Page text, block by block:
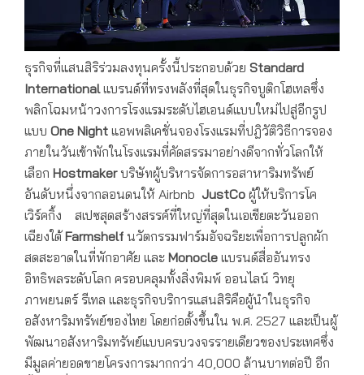
ธุรกิจที่แสนสิริร่วมลงทุนครั้งนี้ประกอบด้วย Standard
Internationalแบรนด์ที่ทรงพลังที่สุดในธุรกิจบูติกโฮเทลซึ่ง
พลิกโฉมหน้าวงการโรงแรมระดับไฮเอนด์แบบใหม่ไปสู่อีกรูป
แบบ One Night แอพพลิเคชั่นจองโรงแรมที่ปฎิวัติวิธีการจอง
ภายในวันเข้าพักในโรงแรมที่คัดสรรมาอย่างดีจากทั่วโลกให้
เลือก Hostmakerบริษัทผู้บริหารจัดการอสาหาริมทรัพย์
อันดับหนึ่งจากลอนดนให้ Airbnb JustCo ผู้ให้บริการโค
เวิร์คกิ้ง สเปซสุดสร้างสรรค์ที่ใหญ่ที่สุดในเอเชียตะวันออก
เฉียงใต้Farmshelf นวัตกรรมฟาร์มอัจฉริยะเพื่อการปลูกผัก
สดสะอาดในที่พักอาศัย และ Monocle แบรนด์สื่ออันทรง
อิทธิพลระดับโลก ครอบคลุมทั้งสิ่งพิมพ์ ออนไลน์ วิทยุ
ภาพยนตร์ รีเทล และธุรกิจบริการแสนสิริคือผู้นำในธุรกิจ
อสังหาริมทรัพย์ของไทย โดยก่อตั้งขึ้นใน พ.ศ. 2527 และเป็นผู้
พัฒนาอสังหาริมทรัพย์แบบครบวงจรรายเดียวของประเทศซึ่ง
มีมูลค่ายอดขายโครงการมากกว่า 40,000 ล้านบาทต่อปี อีก